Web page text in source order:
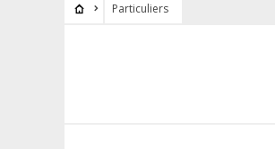
Particuliers